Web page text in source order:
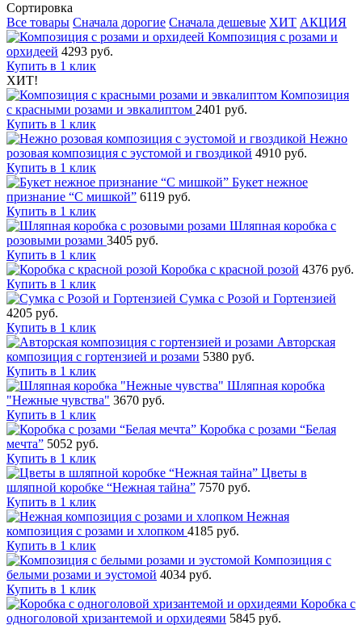
Сортировка
Все товары Сначала дорогие Сначала дешевые ХИТ АКЦИЯ
Композиция с розами и
орхидеей 4293 руб.
Купить в 1 клик
ХИТ!
Композиция
с красными розами и эвкалиптом 2401 руб.
Купить в 1 клик
Нежно
розовая композиция с эустомой и гвоздикой 4910 руб.
Купить в 1 клик
Букет нежное
признание “С мишкой” 6119 руб.
Купить в 1 клик
Шляпная коробка с
розовыми розами 3405 руб.
Купить в 1 клик
Коробка с красной розой 4376 руб.
Купить в 1 клик
Сумка с Розой и Гортензией
4205 руб.
Купить в 1 клик
Авторская
композиция с гортензией и розами 5380 руб.
Купить в 1 клик
Шляпная коробка
"Нежные чувства" 3670 руб.
Купить в 1 клик
Коробка с розами “Белая
мечта” 5052 руб.
Купить в 1 клик
Цветы в
шляпной коробке “Нежная тайна” 7570 руб.
Купить в 1 клик
Нежная
композиция с розами и хлопком 4185 руб.
Купить в 1 клик
Композиция с
белыми розами и эустомой 4034 руб.
Купить в 1 клик
Коробка с
одноголовой хризантемой и орхидеями 5845 руб.